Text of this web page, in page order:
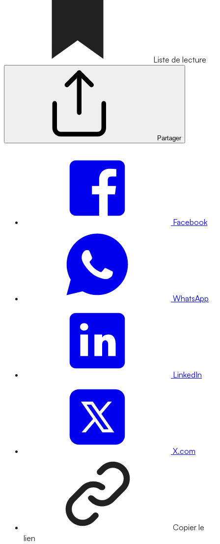
Liste de lecture
Partager
Facebook
WhatsApp
LinkedIn
X.com
Copier le
lien